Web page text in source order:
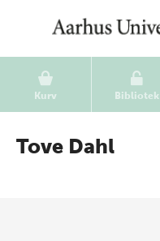
Kurv Bibliotek
Tove Dahl